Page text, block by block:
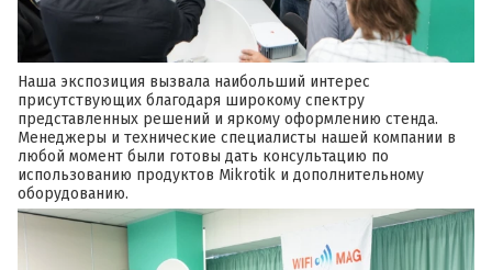
Наша экспозиция вызвала наибольший интерес
присутствующих благодаря широкому спектру
представленных решений и яркому оформлению стенда.
Менеджеры и технические специалисты нашей компании в
любой момент были готовы дать консультацию по
использованию продуктов Mikrotik и дополнительному
оборудованию.